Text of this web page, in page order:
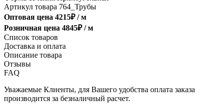
Артикул товара 764_Трубы
Оптовая цена 4215₽ /м
Розничная цена 4845₽ /м
Список товаров
Доставка и оплата
Описание товара
Отзывы
FAQ
Уважаемые Клиенты, для Вашего удобства оплата заказа
производится за безналичный расчет.